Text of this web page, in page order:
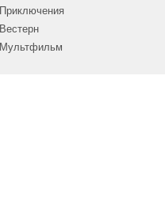
Приключения
Вестерн
Мультфильм